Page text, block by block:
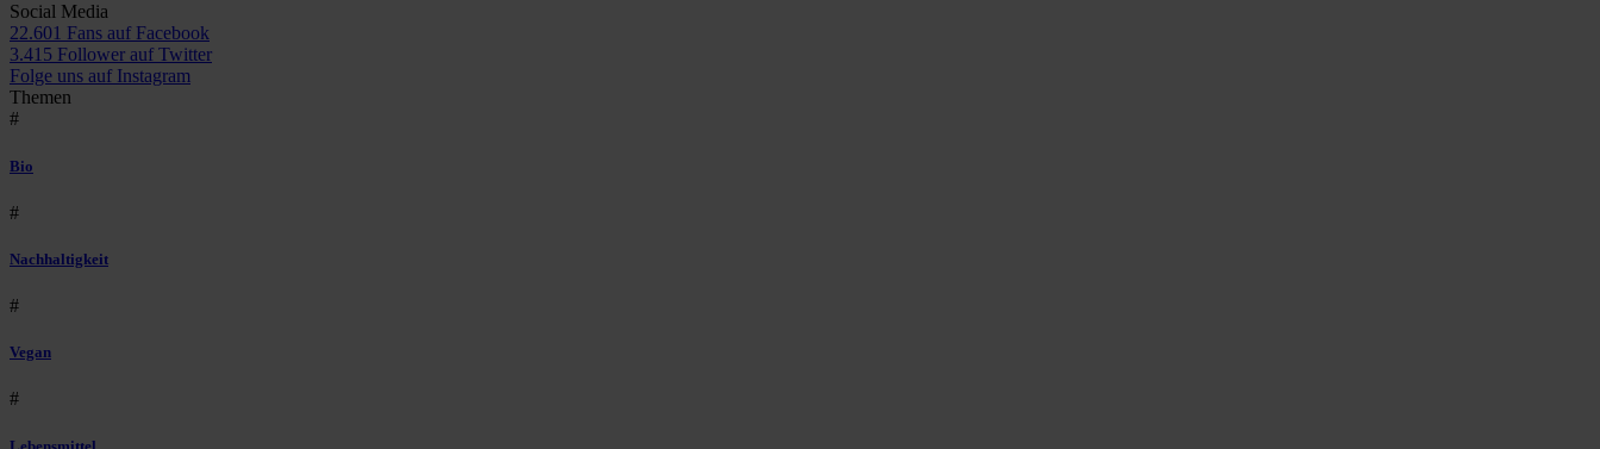
Social Media
22.601 Fans auf Facebook
3.415 Follower auf Twitter
Folge uns auf Instagram
Themen
#
Bio
#
Nachhaltigkeit
#
Vegan
#